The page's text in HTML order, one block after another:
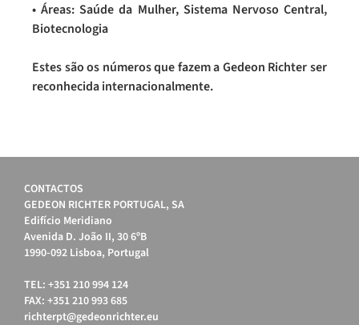
• Áreas: Saúde da Mulher, Sistema Nervoso Central,
Biotecnologia
Estes são os números que fazem a Gedeon Richter ser
reconhecida internacionalmente.
CONTACTOS
GEDEON RICHTER PORTUGAL, SA
Edifício Meridiano
Avenida D. João II, 30 6ºB
1990-092 Lisboa, Portugal
TEL: +351 210 994 124
FAX: +351 210 993 685
richterpt@gedeonrichter.eu